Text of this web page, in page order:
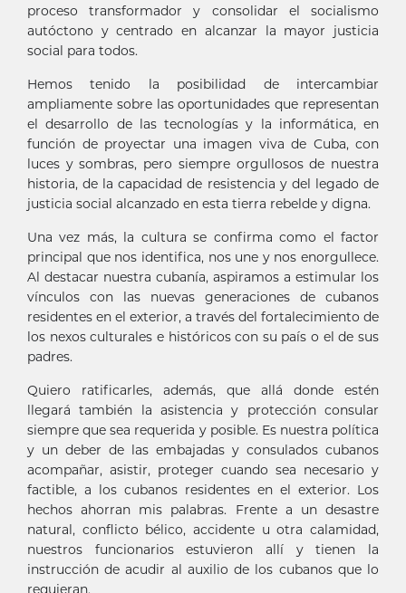
proceso transformador y consolidar el socialismo
autóctono y centrado en alcanzar la mayor justicia
social para todos.
Hemos tenido la posibilidad de intercambiar
ampliamente sobre las oportunidades que representan
el desarrollo de las tecnologías y la informática, en
función de proyectar una imagen viva de Cuba, con
luces y sombras, pero siempre orgullosos de nuestra
historia, de la capacidad de resistencia y del legado de
justicia social alcanzado en esta tierra rebelde y digna.
Una vez más, la cultura se confirma como el factor
principal que nos identifica, nos une y nos enorgullece.
Al destacar nuestra cubanía, aspiramos a estimular los
vínculos con las nuevas generaciones de cubanos
residentes en el exterior, a través del fortalecimiento de
los nexos culturales e históricos con su país o el de sus
padres.
Quiero ratificarles, además, que allá donde estén
llegará también la asistencia y protección consular
siempre que sea requerida y posible. Es nuestra política
y un deber de las embajadas y consulados cubanos
acompañar, asistir, proteger cuando sea necesario y
factible, a los cubanos residentes en el exterior. Los
hechos ahorran mis palabras. Frente a un desastre
natural, conflicto bélico, accidente u otra calamidad,
nuestros funcionarios estuvieron allí y tienen la
instrucción de acudir al auxilio de los cubanos que lo
requieran.